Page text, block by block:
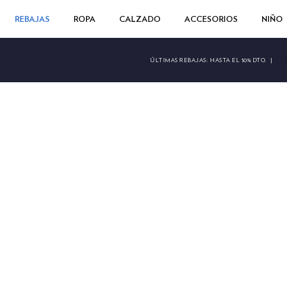
REBAJAS ROPA CALZADO ACCESORIOS NIÑO
ÚLTIMAS REBAJAS: HASTA EL 50% DTO. |